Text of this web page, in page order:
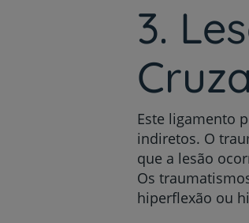
My
3.
Este ligamento
indiretos. O
que a lesão
Os
hiperflexão ou